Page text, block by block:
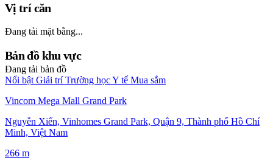
Vị trí căn
Đang tải mặt bằng...
Bản đồ khu vực
Đang tải bản đồ
Nổi bật Giải trí Trường họcY tế Mua sắm
Vincom Mega Mall Grand Park
Nguyễn Xiển, Vinhomes Grand Park, Quận 9, Thành phố Hồ Chí
Minh, Việt Nam
266 m